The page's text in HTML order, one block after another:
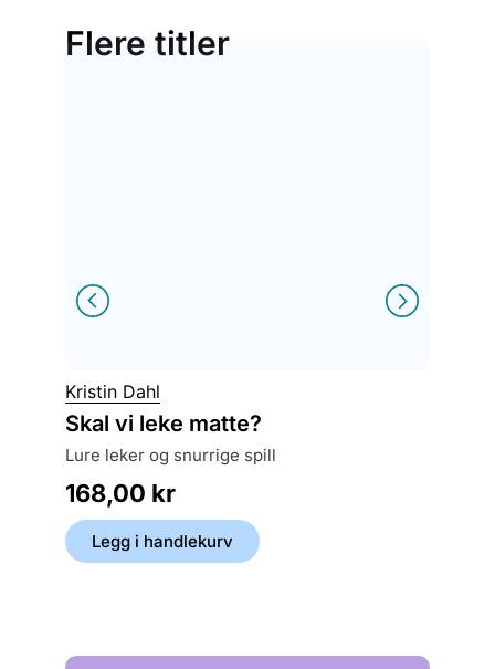
Flere titler
Kristin Dahl
Skal vi leke matte?
lure leker og snurrige spill
168,00 kr
Legg i handlekurv